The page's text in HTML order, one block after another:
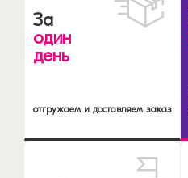
За
один
день
отгружаем и доставляем заказ